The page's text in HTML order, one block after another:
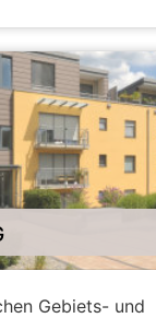
Gebiets- und